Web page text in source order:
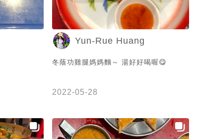
真的很喜歡顏厥安老師的魔幻小宇宙呢！
Yun-Rue Huang
冬蔭功雞腿媽媽麵～ 湯好好喝喔😋
2022-05-28